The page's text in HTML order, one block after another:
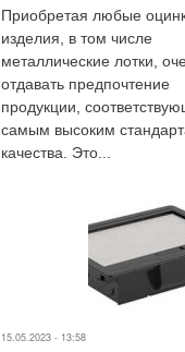
Приобретая любые
изделия, в том числе
металлические лотки,
отдавать предпочтение
продукции,
самым высоким
качества. Это...
15.05.2023 - 13:58